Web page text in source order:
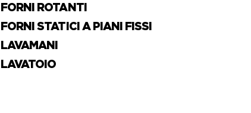
FORNI ROTANTI
FORNI STATICI A PIANI FISSI
LAVAMANI
LAVATOIO